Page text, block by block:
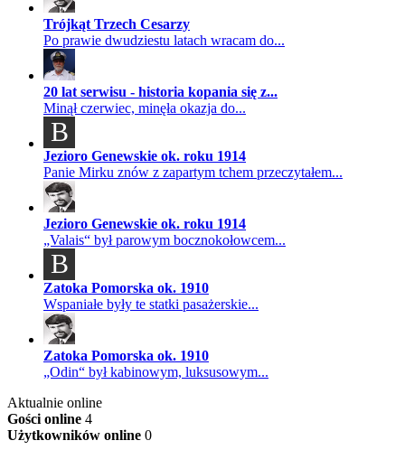
Trójkąt Trzech Cesarzy
Po prawie dwudziestu latach wracam do...
20 lat serwisu - historia kopania się z...
Minął czerwiec, minęła okazja do...
B
Jezioro Genewskie ok. roku 1914
Panie Mirku znów z zapartym tchem przeczytałem...
Jezioro Genewskie ok. roku 1914
„Valais“ był parowym bocznokołowcem...
B
Zatoka Pomorska ok. 1910
Wspaniałe były te statki pasażerskie...
Zatoka Pomorska ok. 1910
„Odin“ był kabinowym, luksusowym...
Aktualnie online
Gości online 4
Użytkowników online 0